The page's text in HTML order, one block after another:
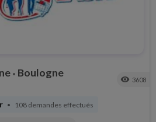
• Boulogne
visibility 3608
• 108 demandes effectués